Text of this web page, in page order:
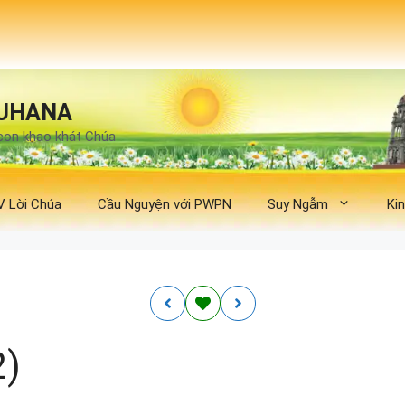
khao khát Chúa
Lời Chúa Cầu Nguyện với PWPN Suy Ngẫm